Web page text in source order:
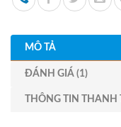
MÔ TẢ
ĐÁNH GIÁ (1)
THÔNG TIN THANH